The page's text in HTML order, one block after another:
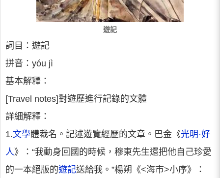
遊記
詞目：遊記
拼音：yóu jì
基本解釋：
[Travel notes]對遊歷進行記錄的文體
詳細解釋：
1.文學體裁名。記述遊覽經歷的文章。巴金《光明·好
人》：“我動身回國的時候，穆東先生還把他自己珍愛
的一本絕版的遊記送給我。”楊朔《<海市>小序》：